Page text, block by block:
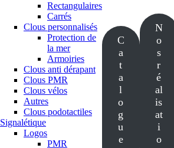
Rectangulaires
Carrés
Clous personnalisés
Protection de
la mer
Armoiries
Clous anti dérapant
Clous PMR
Clous vélos
Autres
Clous podotactiles
Signalétique
Logos
PMR
C
a
t
a
l
o
g
u
e
N
o
s
r
é
al
is
at
i
o